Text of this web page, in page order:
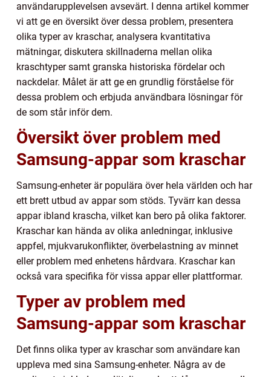
användarupplevelsen avsevärt. I denna artikel kommer
vi att ge en översikt över dessa problem, presentera
olika typer av kraschar, analysera kvantitativa
mätningar, diskutera skillnaderna mellan olika
kraschtyper samt granska historiska fördelar och
nackdelar. Målet är att ge en grundlig förståelse för
dessa problem och erbjuda användbara lösningar för
de som står inför dem.
Översikt över problem med
Samsung-appar som kraschar
Samsung-enheter är populära över hela världen och har
ett brett utbud av appar som stöds. Tyvärr kan dessa
appar ibland krascha, vilket kan bero på olika faktorer.
Kraschar kan hända av olika anledningar, inklusive
appfel, mjukvarukonflikter, överbelastning av minnet
eller problem med enhetens hårdvara. Kraschar kan
också vara specifika för vissa appar eller plattformar.
Typer av problem med
Samsung-appar som kraschar
Det finns olika typer av kraschar som användare kan
uppleva med sina Samsung-enheter. Några av de